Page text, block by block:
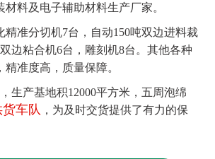
材料及电子辅助材料生产厂家。
精准分切机7台，自动150吨双边进料裁
边粘合机6台，雕刻机8台。其他各种
准度高，质量保障。
生产基地积12000平方米，五周泡绵
车队 ，为及时交货提供了有力的保